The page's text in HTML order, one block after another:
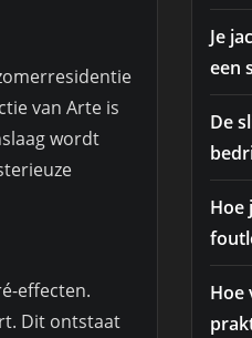
van Arte is
wordt
effecten.
Dit ontstaat
Je
een
De
Hoe
Hoe